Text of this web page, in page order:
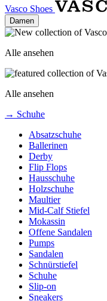
Vasco Shoes
Damen
Alle ansehen
Alle ansehen
→ Schuhe
Absatzschuhe
Ballerinen
Derby
Flip Flops
Hausschuhe
Holzschuhe
Maultier
Mid-Calf Stiefel
Mokassin
Offene Sandalen
Pumps
Sandalen
Schnürstiefel
Schuhe
Slip-on
Sneakers